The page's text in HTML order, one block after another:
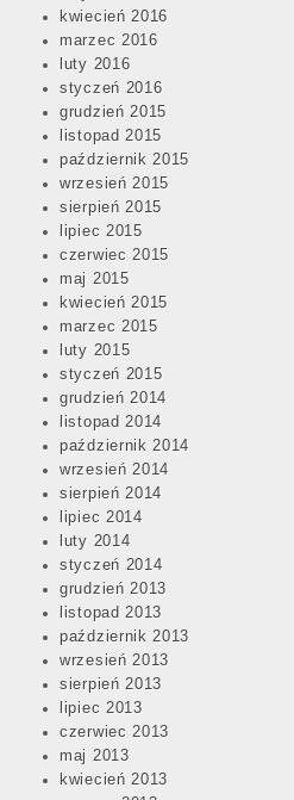
kwiecień 2016
marzec 2016
luty 2016
styczeń 2016
grudzień 2015
listopad 2015
październik 2015
wrzesień 2015
sierpień 2015
lipiec 2015
czerwiec 2015
maj 2015
kwiecień 2015
marzec 2015
luty 2015
styczeń 2015
grudzień 2014
listopad 2014
październik 2014
wrzesień 2014
sierpień 2014
lipiec 2014
luty 2014
styczeń 2014
grudzień 2013
listopad 2013
październik 2013
wrzesień 2013
sierpień 2013
lipiec 2013
czerwiec 2013
maj 2013
kwiecień 2013